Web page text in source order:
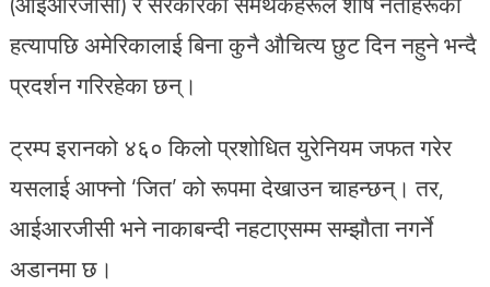
हत्यापछि अमेरिकालाई बिना कुनै औचित्य छुट दिन नहुने भन्दै
प्रदर्शन गरिरहेका छन्।
ट्रम्प इरानको ४६० किलो प्रशोधित युरेनियम जफत गरेर
यसलाई आफ्नो ‘जित’ को रूपमा देखाउन चाहन्छन्। तर,
आईआरजीसी भने नाकाबन्दी नहटाएसम्म सम्झौता नगर्ने
अडानमा छ।